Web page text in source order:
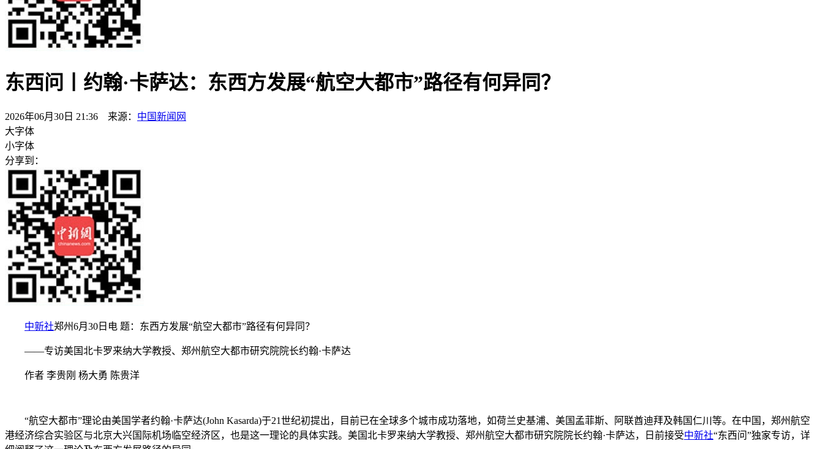
东西问丨约翰·卡萨达：东西方发展“航空大都市”路径有何异同？
2026年06月30日 21:36 来源： 中国新闻网
大字体
小字体
分享到：
中新社郑州6月30日电 题：东西方发展“航空大都市”路径有何异同？
——专访美国北卡罗来纳大学教授、郑州航空大都市研究院院长约翰·卡萨达
作者 李贵刚 杨大勇 陈贵洋
“航空大都市”理论由美国学者约翰·卡萨达(John Kasarda)于21世纪初提出，目前已在全球多个城市成功落地，如荷兰史基浦、美国孟菲斯、阿联酋迪拜及韩国仁川等。在中国，郑州航空
港经济综合实验区与北京大兴国际机场临空经济区，也是这一理论的具体实践。美国北卡罗来纳大学教授、郑州航空大都市研究院院长约翰·卡萨达，日前接受中新社“东西问”独家专访，详